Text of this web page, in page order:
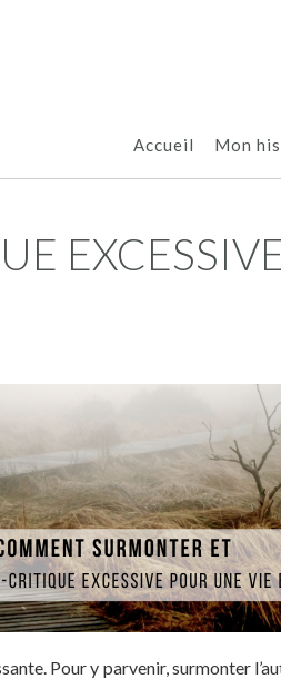
Accueil Mon
Pour y parvenir, surmonter